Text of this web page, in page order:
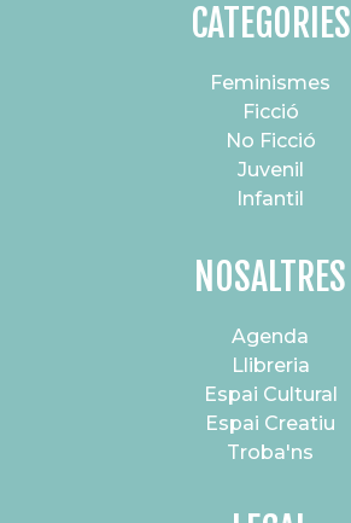
CATEGORIES
Feminismes
Ficció
No Ficció
Juvenil
Infantil
NOSALTRES
Agenda
Llibreria
Espai Cultural
Espai Creatiu
Troba'ns